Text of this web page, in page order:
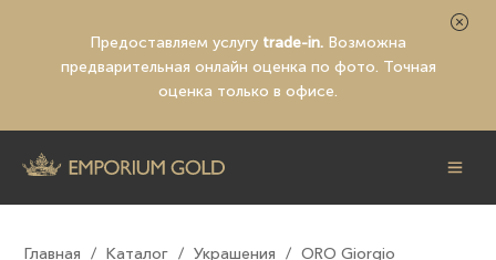
Предоставляем услугу trade-in. Возможна
предварительная онлайн оценка по фото. Точная
оценка только в офисе.
Главная / Каталог / Украшения / ORO Giorgio